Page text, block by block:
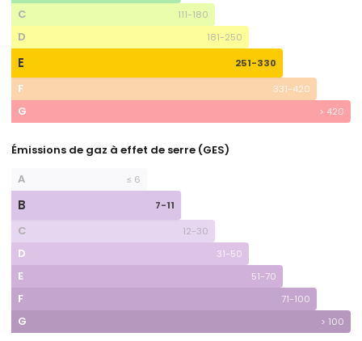
C 111-180
D 181-250
E 251-330
F 331-420
G > 420
Émissions de gaz à effet de serre (GES)
A
≤ 6
B 7-11
C 12-30
D 31-50
E 51-70
F 71-100
G > 100